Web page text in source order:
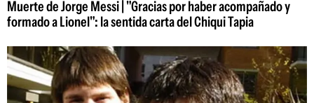
Muerte de Jorge Messi | "Gracias por haber acompañado y
formado a Lionel": la sentida carta del Chiqui Tapia